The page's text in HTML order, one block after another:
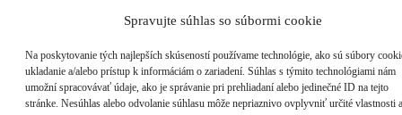
Spravujte súhlas so súbormi cookie
Na poskytovanie tých najlepších skúseností používame technológie, ako sú súbory
ukladanie a/alebo prístup k informáciám o zariadení. Súhlas s týmito technológiami nám
umožní spracovávať údaje, ako je správanie pri prehliadaní alebo jedinečné ID na tejto
stránke. Nesúhlas alebo odvolanie súhlasu môže nepriaznivo ovplyvniť určité vlastnosti a